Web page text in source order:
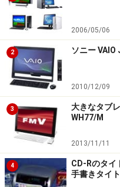
2006/05/06
2 ソニー VAIO
2010/12/09
3
大きなタブ
WH77/M
2013/11/11
4
CD-Rのタ
手書きタイ